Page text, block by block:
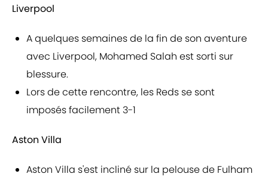
Liverpool
A quelques semaines de la fin de son aventure
avec Liverpool, Mohamed Salah est sorti sur
blessure.
Lors de cette rencontre, les Reds se sont
imposés facilement 3-1
Aston Villa
Aston Villa s'est incliné sur la pelouse de Fulham